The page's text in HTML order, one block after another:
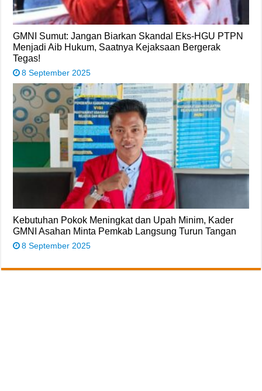
​GMNI Sumut: Jangan Biarkan Skandal Eks-HGU PTPN
Menjadi Aib Hukum, Saatnya Kejaksaan Bergerak
Tegas!
8 September 2025
Kebutuhan Pokok Meningkat dan Upah Minim, Kader
GMNI Asahan Minta Pemkab Langsung Turun Tangan
8 September 2025